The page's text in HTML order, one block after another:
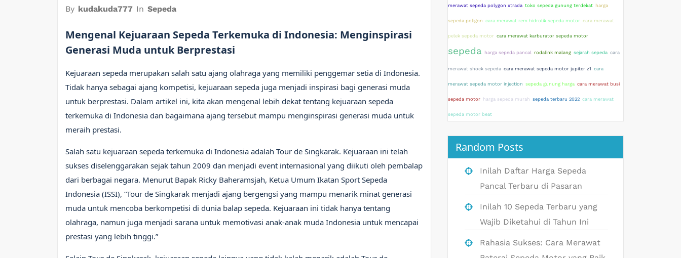
By kudakuda777 In Sepeda
Mengenal Kejuaraan Sepeda Terkemuka di Indonesia: Menginspirasi
Generasi Muda untuk Berprestasi
Kejuaraan sepeda merupakan salah satu ajang olahraga yang memiliki penggemar setia di Indonesia.
Tidak hanya sebagai ajang kompetisi, kejuaraan sepeda juga menjadi inspirasi bagi generasi muda
untuk berprestasi. Dalam artikel ini, kita akan mengenal lebih dekat tentang kejuaraan sepeda
terkemuka di Indonesia dan bagaimana ajang tersebut mampu menginspirasi generasi muda untuk
meraih prestasi.
Salah satu kejuaraan sepeda terkemuka di Indonesia adalah Tour de Singkarak. Kejuaraan ini telah
sukses diselenggarakan sejak tahun 2009 dan menjadi event internasional yang diikuti oleh pembalap
dari berbagai negara. Menurut Bapak Ricky Baheramsjah, Ketua Umum Ikatan Sport Sepeda
Indonesia (ISSI), “Tour de Singkarak menjadi ajang bergengsi yang mampu menarik minat generasi
muda untuk mencoba berkompetisi di dunia balap sepeda. Kejuaraan ini tidak hanya tentang
olahraga, namun juga menjadi sarana untuk memotivasi anak-anak muda Indonesia untuk mencapai
prestasi yang lebih tinggi.”
merawat sepeda polygon xtrada toko sepeda gunung terdekat harga
sepeda poligon cara merawat rem hidrolik sepeda motor cara merawat
pelek sepeda motor cara merawat karburator sepeda motor
sepeda harga sepeda pancal rodalink malang sejarah sepeda cara
merawat shock sepeda cara merawat sepeda motor jupiter z1 cara
merawat sepeda motor injection sepeda gunung harga cara merawat busi
sepeda motor harga sepeda murah sepeda terbaru 2022 cara merawat
sepeda motor beat
Random Posts
Inilah Daftar Harga Sepeda
Pancal Terbaru di Pasaran
Inilah 10 Sepeda Terbaru yang
Wajib Diketahui di Tahun Ini
Rahasia Sukses: Cara Merawat